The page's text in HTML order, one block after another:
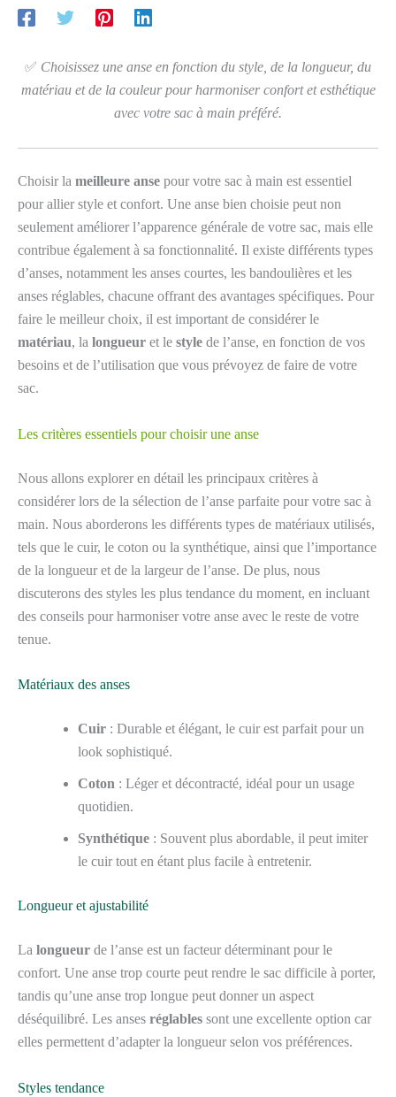
✅ Choisissez une anse en fonction du style, de la longueur, du
matériau et de la couleur pour harmoniser confort et esthétique
avec votre sac à main préféré.
Choisir la meilleure anse pour votre sac à main est essentiel
pour allier style et confort. Une anse bien choisie peut non
seulement améliorer l’apparence générale de votre sac, mais elle
contribue également à sa fonctionnalité. Il existe différents types
d’anses, notamment les anses courtes, les bandoulières et les
anses réglables, chacune offrant des avantages spécifiques. Pour
faire le meilleur choix, il est important de considérer le
matériau, la longueur et le style de l’anse, en fonction de vos
besoins et de l’utilisation que vous prévoyez de faire de votre
sac.
Les critères essentiels pour choisir une anse
Nous allons explorer en détail les principaux critères à
considérer lors de la sélection de l’anse parfaite pour votre sac à
main. Nous aborderons les différents types de matériaux utilisés,
tels que le cuir, le coton ou la synthétique, ainsi que l’importance
de la longueur et de la largeur de l’anse. De plus, nous
discuterons des styles les plus tendance du moment, en incluant
des conseils pour harmoniser votre anse avec le reste de votre
tenue.
Matériaux des anses
Cuir : Durable et élégant, le cuir est parfait pour un
look sophistiqué.
Coton : Léger et décontracté, idéal pour un usage
quotidien.
Synthétique : Souvent plus abordable, il peut imiter
le cuir tout en étant plus facile à entretenir.
Longueur et ajustabilité
La longueur de l’anse est un facteur déterminant pour le
confort. Une anse trop courte peut rendre le sac difficile à porter,
tandis qu’une anse trop longue peut donner un aspect
déséquilibré. Les anses réglables sont une excellente option car
elles permettent d’adapter la longueur selon vos préférences.
Styles tendance